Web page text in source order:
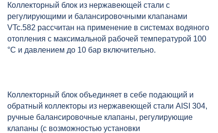
Коллекторный блок из нержавеющей стали с
регулирующими и балансировочными клапанами
VTc.582 рассчитан на применение в системах водяного
отопления с максимальной рабочей температурой 100
°C и давлением до 10 бар включительно.
Коллекторный блок объединяет в себе подающий и
обратный коллекторы из нержавеющей стали AISI 304,
ручные балансировочные клапаны, регулирующие
клапаны (с возможностью установки